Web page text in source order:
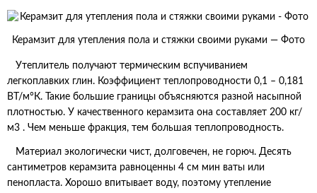
Керамзит для утепления пола и стяжки своими руками — Фото
Утеплитель получают термическим вспучиванием
легкоплавких глин. Коэффициент теплопроводности 0,1 – 0,181
ВТ/м°К. Такие большие границы объясняются разной насыпной
плотностью. У качественного керамзита она составляет 200 кг/
м3 . Чем меньше фракция, тем большая теплопроводность.
Материал экологически чист, долговечен, не горюч. Десять
сантиметров керамзита равноценны 4 см мин ваты или
пенопласта. Хорошо впитывает воду, поэтому утепление